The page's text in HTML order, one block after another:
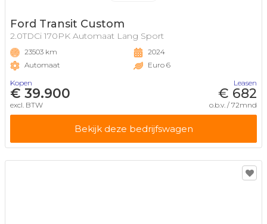
Ford Transit Custom
2.0TDCi 170PK Automaat Lang Sport
23503 km
Automaat
2024
Euro 6
Kopen
€ 39.900
excl. BTW
Leasen
€ 682
o.b.v. / 72mnd
Bekijk deze bedrijfswagen